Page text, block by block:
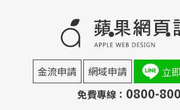
金流申請 網域申請
立
免費專線： 0800-